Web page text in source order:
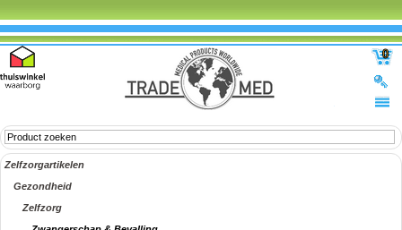
0
Zelfzorgartikelen
Gezondheid
Zelfzorg